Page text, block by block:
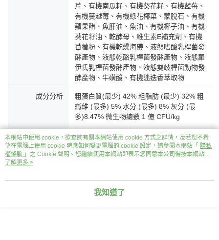
芹、有機南瓜籽、有機葵花籽、有機藍莓、
有機蔓越莓、有機綠花椰菜、蒙脫石、有機
蘋果醋、魚肝油、魚油、有機椰子油、有機
葵花籽油、乾酵母、維生素E補充劑、有機
苜蓿粉、有機乾燥海帶、液態嗜酸乳桿菌發
酵產物、液態乾酪乳桿菌發酵產物、液態羅
伊氏乳桿菌發酵產物、液態雙歧桿菌動物發
酵產物、牛磺酸、有機迷迭香萃取物
成分分析
粗蛋白質(最少) 42% 粗脂肪 (最少) 32% 粗
纖維 (最多) 5% 水分 (最多) 8% 灰分 (最
多)8.47% 微生物總數 1 億 CFU/kg
熱量 46kcal/塊 4857kcal/kg
注意事項
請存放於陰涼乾燥處。開封後請緊閉夾鏈
本網站中使用 cookie，欲查詢有關本網站使用 cookie 方式之詳情，及若您不希
望在電腦上使用 cookie 時應如何變更電腦的 cookie 設定，請參閱本網站「 隱私
權條款 」之 Cookie 聲明。您繼續使用本網站即表示您同意本公司得按本網站使
用條款之 Cookie 聲明使用 cookie。
了解更多 >
我知道了